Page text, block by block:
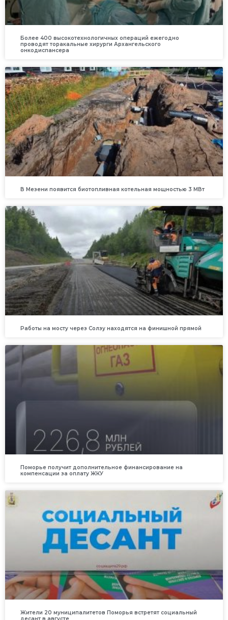
Более 400 высокотехнологичных операций ежегодно
проводят торакальные хирурги Архангельского
онкодиспансера
В Мезени появится биотопливная котельная мощностью 3 МВт
Работы на мосту через Солзу находятся на финишной прямой
Поморье получит дополнительное финансирование на
компенсации за оплату ЖКУ
Жители 20 муниципалитетов Поморья встретят социальный
десант в августе